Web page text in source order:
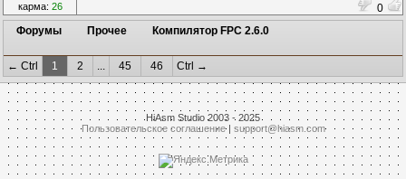
карма: 26
0
Форумы
Прочее Компилятор FPC 2.6.0
← Ctrl 1 2 ... 45 46 Ctrl →
HiAsm Studio 2003 - 2025
Пользовательское соглашение| support@hiasm.com